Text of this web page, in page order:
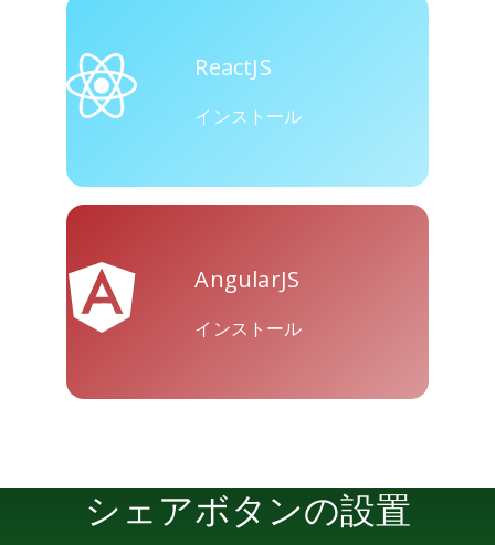
Skype Telegram Threema
ReactJS
インストール
AngularJS
インストール
シェアボタンの設置